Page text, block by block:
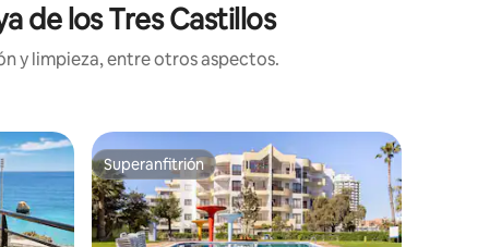
de los Tres Castillos
y limpieza, entre otros aspectos.
Superanfitrión
Superanfitrión